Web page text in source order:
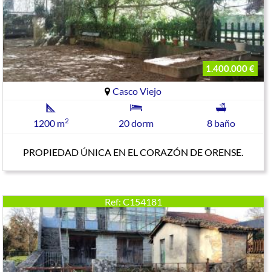
1.400.000 €
Casco Viejo
1200 m2 20 dorm 8 baño
PROPIEDAD ÚNICA EN EL CORAZÓN DE ORENSE.
Ref: C154181